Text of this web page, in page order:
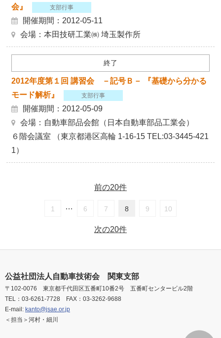
会』
支部行事
開催期間：2012-05-11
会場：本田技研工業㈱ 埼玉製作所
終了
2012年度第１回 講習会 －記号Ｂ－ 『基礎から分かる
モード解析』
支部行事
開催期間：2012-05-09
会場：自動車部品会館（日本自動車部品工業会）
６階会議室 （東京都港区高輪 1-16-15 TEL:03-3445-421
1）
前の20件
1 … 6 7 8 9 10
次の20件
公益社団法人自動車技術会 関東支部
〒102-0076 東京都千代田区五番町10番2号 五番町センタービル2階
TEL：03-6261-7728 FAX：03-3262-9688
E-mail: kanto@jsae.or.jp
＜担当＞河村・細川